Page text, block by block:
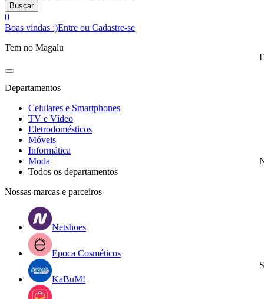
Buscar
0
Boas vindas :)Entre ou Cadastre-se
Tem no Magalu
Departamentos
Celulares e Smartphones
TV e Vídeo
Eletrodomésticos
Móveis
Informática
Moda
Todos os departamentos
Nossas marcas e parceiros
Netshoes
Epoca Cosméticos
KaBuM!